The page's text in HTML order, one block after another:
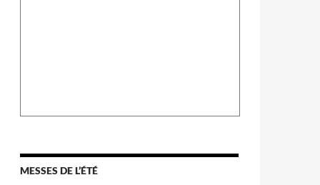
MESSES DE L’ÉTÉ